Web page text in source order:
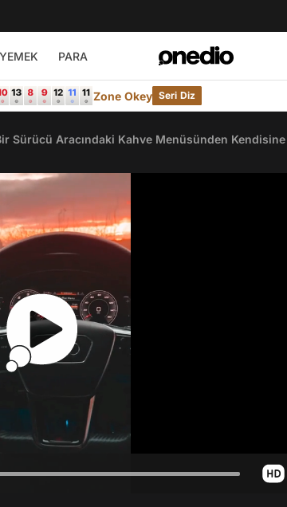
YEMEK PARA
Zone Okey Seri Diz
Sürücü Aracındaki Kahve Menüsünden Kendisine